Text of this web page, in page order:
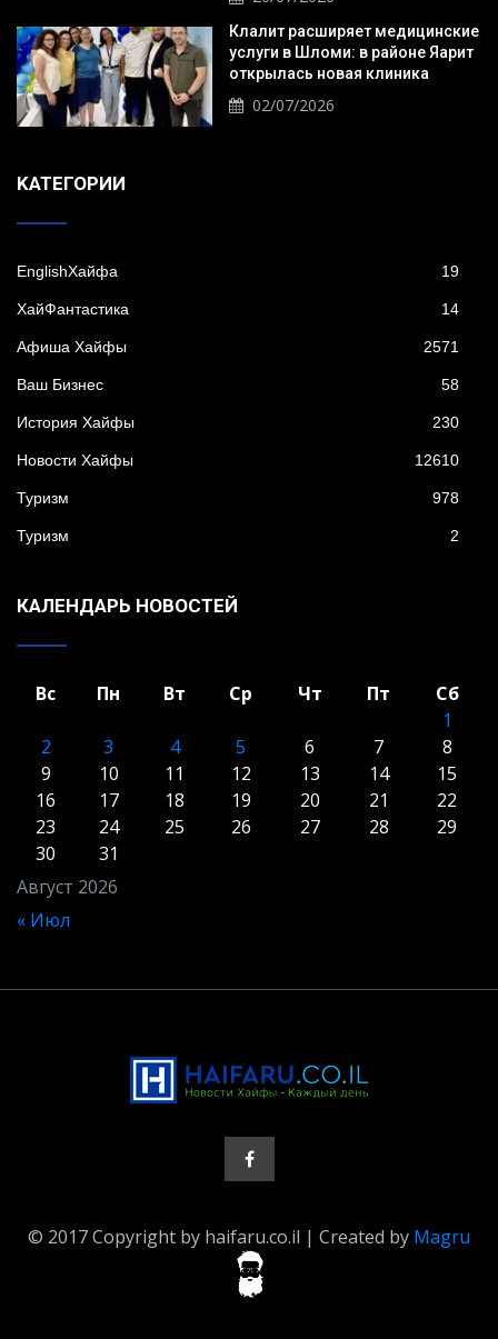
Клалит расширяет медицинские
услуги в Шломи: в районе Яарит
открылась новая клиника
02/07/2026
KАТЕГОРИИ
EnglishХайфа 19
XайФантастика 14
Афиша Хайфы 2571
Ваш Бизнес 58
История Хайфы 230
Новости Хайфы 12610
Туризм 978
Туризм 2
КАЛЕНДАРЬ НОВОСТЕЙ
Август 2026
Вс Пн Вт Ср Чт Пт
Сб
1
2
3 4 5 6 7
8
9
10 11 12 13 14
15
16
17 18 19 20 21
22
23
24 25 26 27 28
29
30
31
« Июл
© 2017 Copyright by haifaru.co.il | Created by Magru